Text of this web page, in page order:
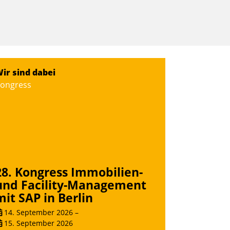
sind dabei
Kongress Immobilien-
Facility-Management
SAP in Berlin
14. September 2026 –
15. September 2026